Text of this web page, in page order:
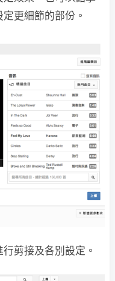
更細節的部份。
剪接及各別設定。